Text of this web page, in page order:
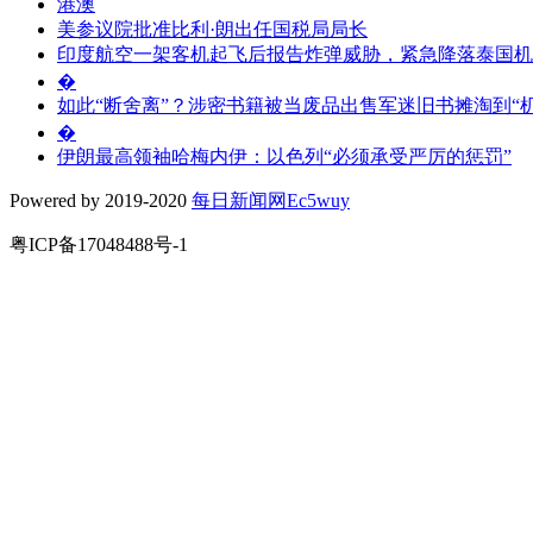
美参议院批准比利·朗出任国税局局长
印度航空一架客机起飞后报告炸弹威胁，紧急降落泰国
�
如此“断舍离”？涉密书籍被当废品出售军迷旧书摊淘到“
�
伊朗最高领袖哈梅内伊：以色列“必须承受严厉的惩罚”
Powered by 2019-2020 每日新闻网Ec5wuy
粤ICP备17048488号-1